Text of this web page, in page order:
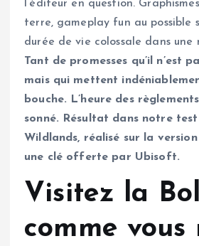
l’éditeur en question.
terre, gameplay fun au possible
durée de vie colossale dans
Tant de promesses qu’il n’est
mais qui mettent
bouche. L’heure des
sonné. Résultat dans notre
Wildlands, réalisé sur la
une clé offerte par Ubisoft.
Visitez la
comme vous